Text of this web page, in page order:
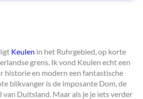
Keulen in het Ruhrgebied, op korte
grens. Ik vond Keulen echt een
historie en modern een fantastische
blikvanger is de imposante Dom, de
Duitsland. Maar als je je iets verder